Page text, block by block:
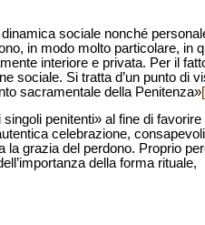
sociale nonché
in modo molto particolare, in
interiore e privata. Per il
sociale. Si tratta d’un punto di
sacramentale della Penitenza»
penitenti» al fine di favorire
celebrazione,
la grazia del perdono. Proprio
della forma rituale,